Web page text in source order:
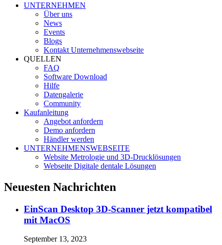
UNTERNEHMEN
Über uns
News
Events
Blogs
Kontakt Unternehmenswebseite
QUELLEN
FAQ
Software Download
Hilfe
Datengalerie
Community
Kaufanleitung
Angebot anfordern
Demo anfordern
Händler werden
UNTERNEHMENSWEBSEITE
Website Metrologie und 3D-Drucklösungen
Webseite Digitale dentale Lösungen
Neuesten Nachrichten
EinScan Desktop 3D-Scanner jetzt kompatibel
mit MacOS
September 13, 2023